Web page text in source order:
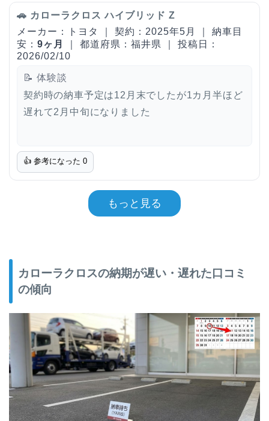
🚗 カローラクロス ハイブリッド Z
メーカー：トヨタ ｜ 契約：2025年5月 ｜ 納車目
安： 9ヶ月
｜ 都道府県：福井県 ｜ 投稿日：
2026/02/10
📝 体験談
契約時の納車予定は12月末でしたが1カ月半ほど
遅れて2月中旬になりました
👍 参考になった 0
もっと見る
カローラクロスの納期が遅い・遅れた口コミ
の傾向